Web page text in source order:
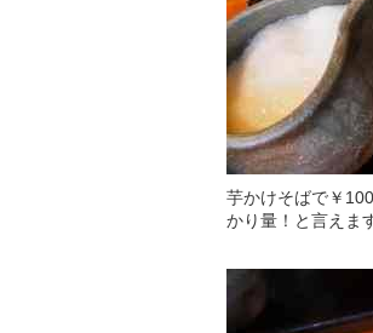
芋かけそばで￥
かり量！と言えま